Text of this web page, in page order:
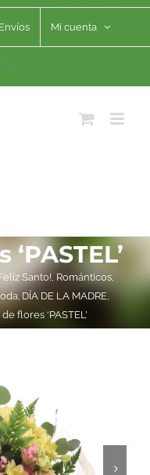
Envíos Mi cuenta
Santo! Románticos
DÍA DE LA MADRE
flores ‘PASTEL’